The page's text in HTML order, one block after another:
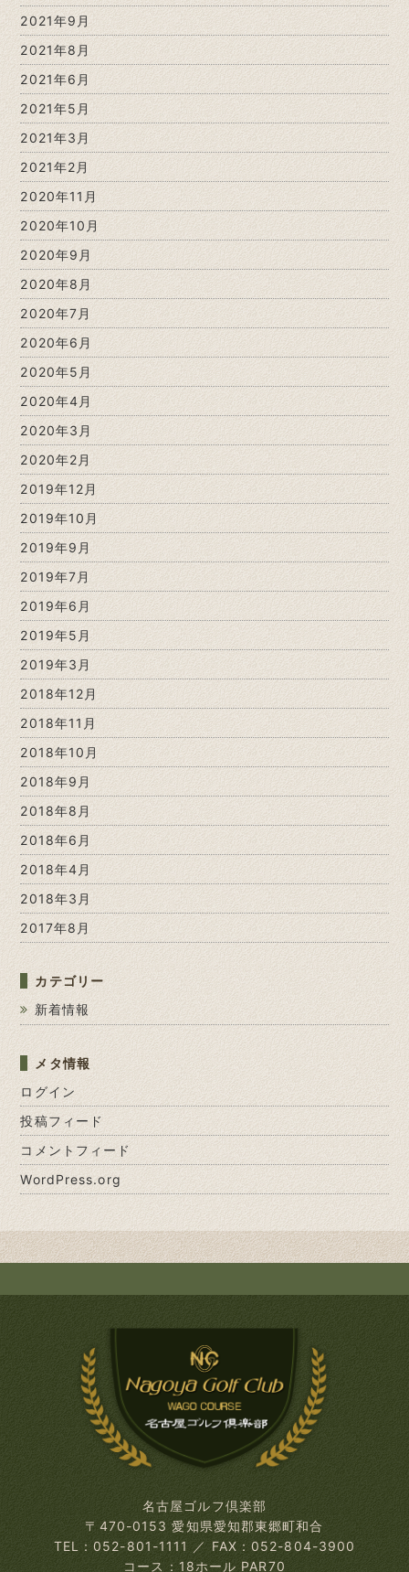
2021年9月
2021年8月
2021年6月
2021年5月
2021年3月
2021年2月
2020年11月
2020年10月
2020年9月
2020年8月
2020年7月
2020年6月
2020年5月
2020年4月
2020年3月
2020年2月
2019年12月
2019年10月
2019年9月
2019年7月
2019年6月
2019年5月
2019年3月
2018年12月
2018年11月
2018年10月
2018年9月
2018年8月
2018年6月
2018年4月
2018年3月
2017年8月
カテゴリー
新着情報
メタ情報
ログイン
投稿フィード
コメントフィード
WordPress.org
名古屋ゴルフ倶楽部
〒470-0153 愛知県愛知郡東郷町和合
TEL：052-801-1111 ／ FAX：052-804-3900
コース：18ホール PAR70